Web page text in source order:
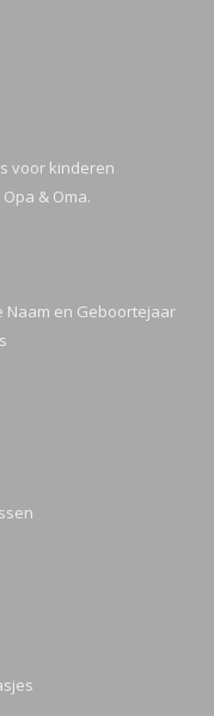
voor kinderen
& Oma.
Naam en Geboortejaar